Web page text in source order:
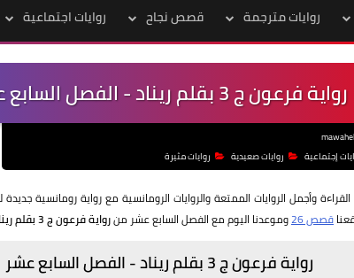
روايات مترجمة قصص نجاح روايات اجتماعية
رواية فرعون ج 3 بقلم ريناد - الفصل السابع عشر
إجتماعية روايات صعيدية روايات مثيرة
وأجمل الروايات الممتعة والروايات الرومانسية مع رواية رومانسية جديدة
قصص 26 وموعدنا اليوم مع الفصل السابع عشر منرواية فرعون ج 3 بقلم ريناد (رينووو) .
رواية فرعون ج 3 بقلم ريناد - الفصل السابع عشر